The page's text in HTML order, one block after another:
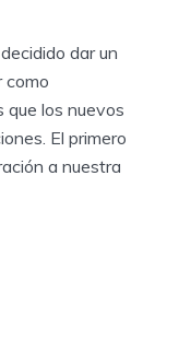
dar un
como
que los nuevos
El primero
a nuestra